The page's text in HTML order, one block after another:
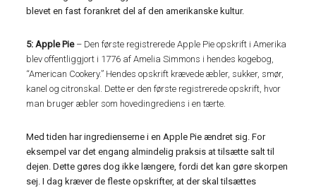
blevet en fast forankret del af den amerikanske kultur.
5: Apple Pie– Den første registrerede Apple Pie opskrift i Amerika
blev offentliggjort i 1776 af Amelia Simmons i hendes kogebog,
“American Cookery.” Hendes opskrift krævede æbler, sukker, smør,
kanel og citronskal. Dette er den første registrerede opskrift, hvor
man bruger æbler som hovedingrediens i en tærte.
Med tiden har ingredienserne i en Apple Pie ændret sig. For
eksempel var det engang almindelig praksis at tilsætte salt til
dejen. Dette gøres dog ikke længere, fordi det kan gøre skorpen
sej. I dag kræver de fleste opskrifter, at der skal tilsættes